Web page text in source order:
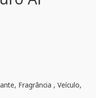
Fragrância , Veículo,